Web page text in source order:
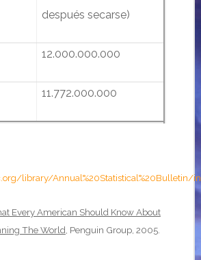
después secarse)
12.000.000.000
11.772.000.000
library/Annual%20Statistical%20Bulletin/
Every American Should Know About
The World , Penguin Group, 2005.